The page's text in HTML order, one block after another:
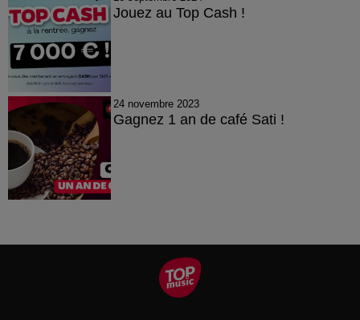
Jouez au Top Cash !
24 novembre 2023
Gagnez 1 an de café Sati !